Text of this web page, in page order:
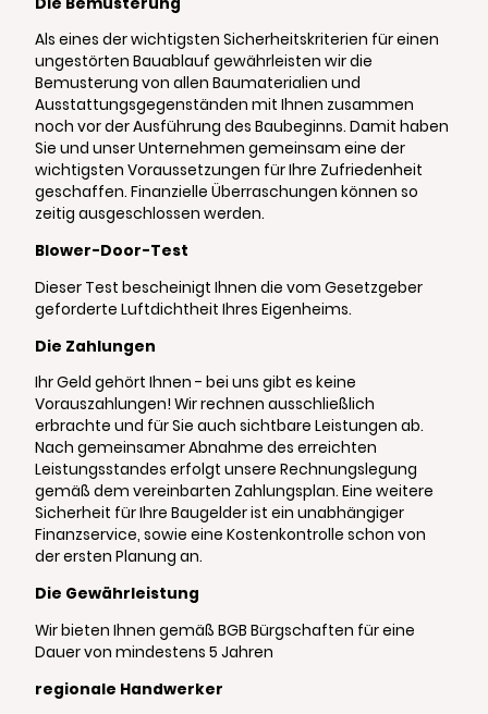
Als eines der wichtigsten Sicherheitskriterien für einen
ungestörten Bauablauf gewährleisten wir die
Bemusterung von allen Baumaterialien und
Ausstattungsgegenständen mit Ihnen zusammen
noch vor der Ausführung des Baubeginns. Damit haben
Sie und unser Unternehmen gemeinsam eine der
wichtigsten Voraussetzungen für Ihre Zufriedenheit
geschaffen. Finanzielle Überraschungen können so
zeitig ausgeschlossen werden.
Blower-Door-Test
Dieser Test bescheinigt Ihnen die vom Gesetzgeber
geforderte Luftdichtheit Ihres Eigenheims.
Die Zahlungen
Ihr Geld gehört Ihnen - bei uns gibt es keine
Vorauszahlungen! Wir rechnen ausschließlich
erbrachte und für Sie auch sichtbare Leistungen ab.
Nach gemeinsamer Abnahme des erreichten
Leistungsstandes erfolgt unsere Rechnungslegung
gemäß dem vereinbarten Zahlungsplan. Eine weitere
Sicherheit für Ihre Baugelder ist ein unabhängiger
Finanzservice, sowie eine Kostenkontrolle schon von
der ersten Planung an.
Die Gewährleistung
Wir bieten Ihnen gemäß BGB Bürgschaften für eine
Dauer von mindestens 5 Jahren
regionale Handwerker